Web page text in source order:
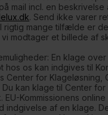
mail incl. en beskrivelse
. Send ikke varer
rigtig mange tilfælde er
modtager et billede af
En klage
hos os kan indgives til
Center for Klageløsning,
Du kan klage til Center
EU-Kommissionens
indgivelse af en klage.